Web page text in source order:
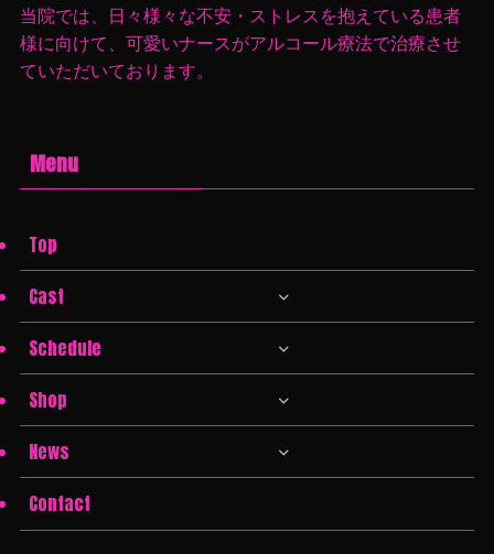
当院では、日々様々な不安・ストレスを抱えている患者
様に向けて、可愛いナースがアルコール療法で治療させ
ていただいております。
Menu
Top
Cast
Schedule
Shop
News
Contact